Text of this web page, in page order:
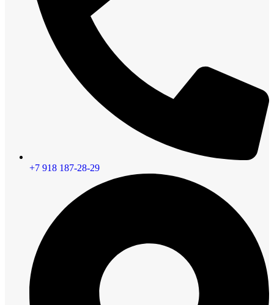
+7 918 187-28-29